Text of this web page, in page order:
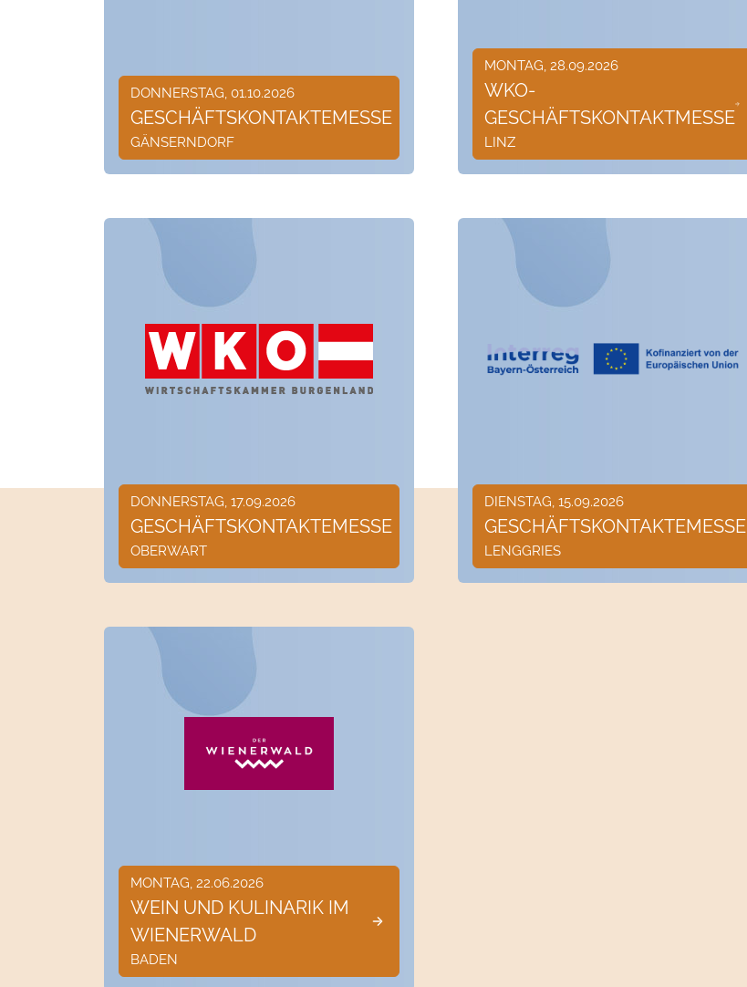
DONNERSTAG, 01.10.2026
GESCHÄFTSKONTAKTEMESSE
GÄNSERNDORF
MONTAG, 28.09.2026
WKO-
GESCHÄFTSKONTAKTMESSE
LINZ
DONNERSTAG, 17.09.2026
GESCHÄFTSKONTAKTEMESSE
OBERWART
DIENSTAG, 15.09.2026
GESCHÄFTSKONTAKTEMESSE
LENGGRIES
MONTAG, 22.06.2026
WEIN UND KULINARIK IM
WIENERWALD
BADEN